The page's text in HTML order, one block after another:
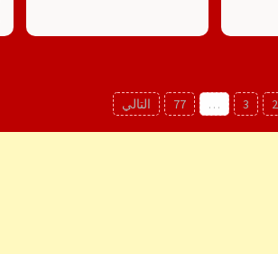
2
3
…
77 التالي